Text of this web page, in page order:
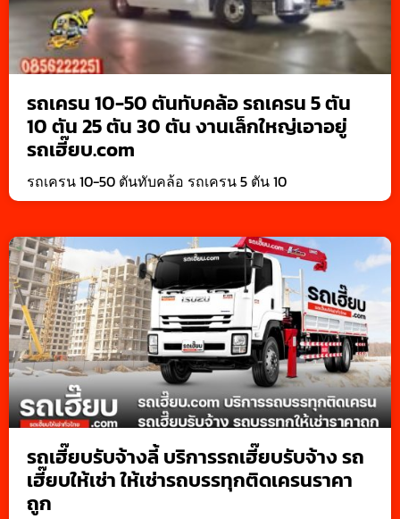
รถเครน 10-50 ตันทับคล้อ รถเครน 5 ตัน
10 ตัน 25 ตัน 30 ตัน งานเล็กใหญ่เอาอยู่
รถเฮี๊ยบ.com
รถเครน 10-50 ตันทับคล้อ รถเครน 5 ตัน 10
รถเฮี๊ยบรับจ้างลี้ บริการรถเฮี๊ยบรับจ้าง รถ
เฮี๊ยบให้เช่า ให้เช่ารถบรรทุกติดเครนราคา
ถูก